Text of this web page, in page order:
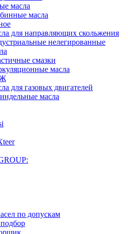
масла
масла
для направляющих скольжения
нелегированные
смазки
масла
для газовых двигателей
масла
по допускам